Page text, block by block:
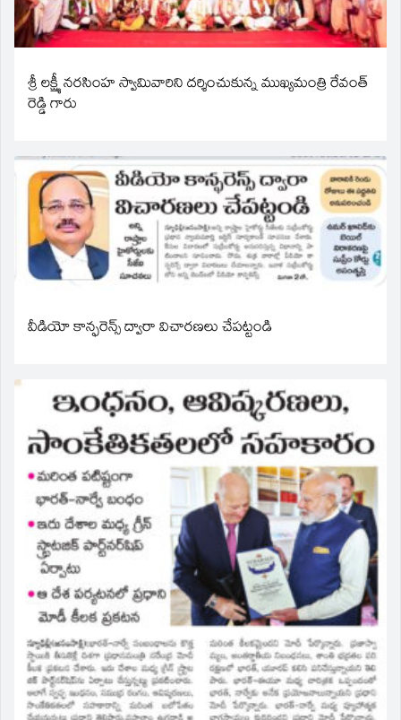
శ్రీ లక్ష్మీ నరసింహ స్వామివారిని దర్శించుకున్న ముఖ్యమంత్రి రేవంత్
రెడ్డి గారు
వీడియో కాన్ఫరెన్స్ ద్వారా విచారణలు చేపట్టండి